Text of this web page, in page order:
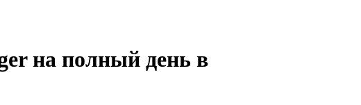
на полный день в